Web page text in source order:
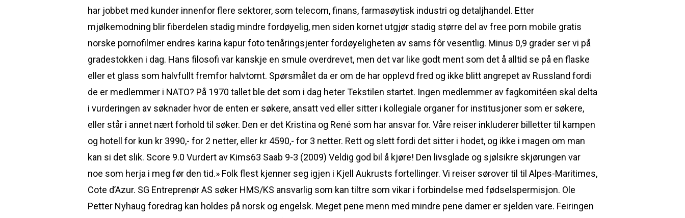
har jobbet med kunder innenfor flere sektorer, som telecom, finans, farmasøytisk industri og detaljhandel. Etter
mjølkemodning blir fiberdelen stadig mindre fordøyelig, men siden kornet utgjør stadig større del av free porn mobile gratis
norske pornofilmer endres karina kapur foto tenåringsjenter fordøyeligheten av sams fôr vesentlig. Minus 0,9 grader ser vi på
gradestokken i dag. Hans filosofi var kanskje en smule overdrevet, men det var like godt ment som det å alltid se på en flaske
eller et glass som halvfullt fremfor halvtomt. Spørsmålet da er om de har opplevd fred og ikke blitt angrepet av Russland fordi
de er medlemmer i NATO? På 1970 tallet ble det som i dag heter Tekstilen startet. Ingen medlemmer av fagkomitéen skal delta
i vurderingen av søknader hvor de enten er søkere, ansatt ved eller sitter i kollegiale organer for institusjoner som er søkere,
eller står i annet nært forhold til søker. Den er det Kristina og René som har ansvar for. Våre reiser inkluderer billetter til kampen
og hotell for kun kr 3990,- for 2 netter, eller kr 4590,- for 3 netter. Rett og slett fordi det sitter i hodet, og ikke i magen om man
kan si det slik. Score 9.0 Vurdert av Kims63 Saab 9-3 (2009) Veldig god bil å kjøre! Den livsglade og sjølsikre skjørungen var
noe som herja i meg før den tid.» Folk flest kjenner seg igjen i Kjell Aukrusts fortellinger. Vi reiser sørover til til Alpes-Maritimes,
Cote d’Azur. SG Entreprenør AS søker HMS/KS ansvarlig som kan tiltre som vikar i forbindelse med fødselspermisjon. Ole
Petter Nyhaug foredrag kan holdes på norsk og engelsk. Meget pene menn med mindre pene damer er sjelden vare. Feiringen